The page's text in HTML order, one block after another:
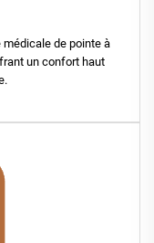
médicale de pointe à
un confort haut